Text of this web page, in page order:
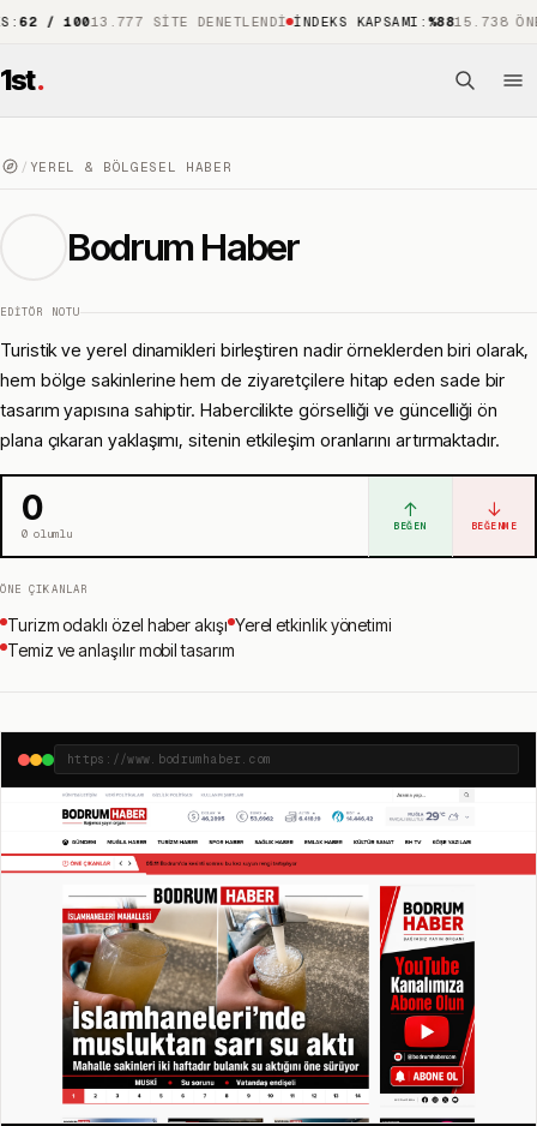
100 13.777 SITE DENETLENDI İNDEKS KAPSAMI:%8815.738 ÖNE
1st.
/ YEREL & BÖLGESEL HABER
Bodrum Haber
EDITÖR NOTU
Turistik ve yerel dinamikleri birleştiren nadir örneklerden biri olarak,
hem bölge sakinlerine hem de ziyaretçilere hitap eden sade bir
tasarım yapısına sahiptir. Habercilikte görselliği ve güncelliği ön
plana çıkaran yaklaşımı, sitenin etkileşim oranlarını artırmaktadır.
0
0olumlu
↑
BEĞEN
↓
BEĞENME
ÖNE ÇIKANLAR
Turizm odaklı özel haber akışı Yerel etkinlik yönetimi
Temiz ve anlaşılır mobil tasarım
https://www.bodrumhaber.com